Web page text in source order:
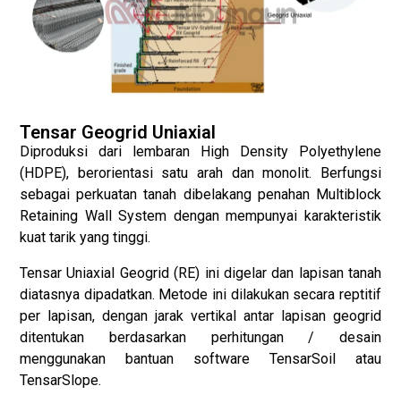
Tensar Geogrid Uniaxial
Diproduksi dari lembaran High Density Polyethylene
(HDPE), berorientasi satu arah dan monolit. Berfungsi
sebagai perkuatan tanah dibelakang penahan Multiblock
Retaining Wall System dengan mempunyai karakteristik
kuat tarik yang tinggi.
Tensar Uniaxial Geogrid (RE) ini digelar dan lapisan tanah
diatasnya dipadatkan. Metode ini dilakukan secara reptitif
per lapisan, dengan jarak vertikal antar lapisan geogrid
ditentukan berdasarkan perhitungan / desain
menggunakan bantuan software TensarSoil atau
TensarSlope.